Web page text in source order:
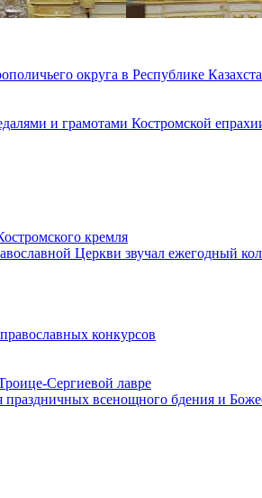
округа в Республике
и грамотами Костромской
кремля
Церкви звучал ежегодный
конкурсов
Сергиевой лавре
всенощного бдения и